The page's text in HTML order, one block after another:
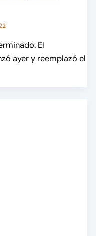
El
ayer y reemplazó el